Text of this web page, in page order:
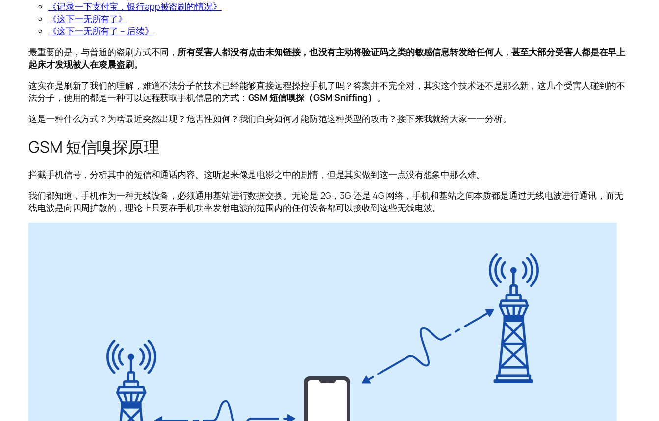
《记录一下支付宝，银行app被盗刷的情况》
《这下一无所有了》
《这下一无所有了 – 后续》
最重要的是，与普通的盗刷方式不同， 所有受害人都没有点击未知链接，也没有主动将验证码之类的敏感信息转发给任何人，甚至大部分受害人都是在早上
起床才发现被人在凌晨盗刷。
这实在是刷新了我们的理解，难道不法分子的技术已经能够直接远程操控手机了吗？答案并不完全对，其实这个技术还不是那么新，这几个受害人碰到的不
法分子，使用的都是一种可以远程获取手机信息的方式： GSM 短信嗅探（GSM Sniffing） 。
这是一种什么方式？为啥最近突然出现？危害性如何？我们自身如何才能防范这种类型的攻击？接下来我就给大家一一分析。
GSM 短信嗅探原理
拦截手机信号，分析其中的短信和通话内容。这听起来像是电影之中的剧情，但是其实做到这一点没有想象中那么难。
我们都知道，手机作为一种无线设备，必须通用基站进行数据交换。无论是 2G，3G 还是 4G 网络，手机和基站之间本质都是通过无线电波进行通讯，而无
线电波是向四周扩散的，理论上只要在手机功率发射电波的范围内的任何设备都可以接收到这些无线电波。